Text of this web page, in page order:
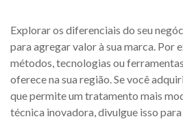
Explorar os diferenciais do seu
para agregar valor à sua marca. Por
métodos, tecnologias ou
oferece na sua região. Se você
que permite um tratamento mais
técnica inovadora, divulgue isso